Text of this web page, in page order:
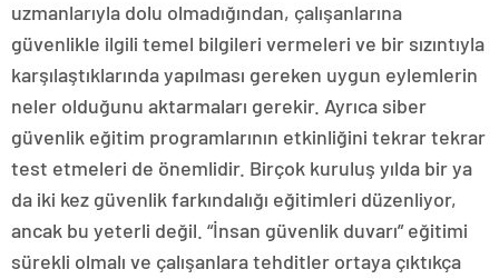
uzmanlarıyla dolu olmadığından, çalışanlarına
güvenlikle ilgili temel bilgileri vermeleri ve bir sızıntıyla
karşılaştıklarında yapılması gereken uygun eylemlerin
neler olduğunu aktarmaları gerekir. Ayrıca siber
güvenlik eğitim programlarının etkinliğini tekrar tekrar
test etmeleri de önemlidir. Birçok kuruluş yılda bir ya
da iki kez güvenlik farkındalığı eğitimleri düzenliyor,
ancak bu yeterli değil. “İnsan güvenlik duvarı” eğitimi
sürekli olmalı ve çalışanlara tehditler ortaya çıktıkça